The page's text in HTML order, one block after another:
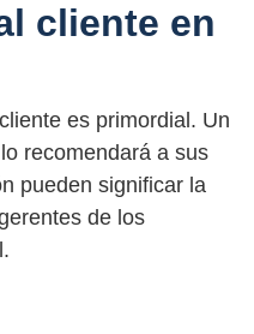
cliente en
es primordial. Un
recomendará a sus
pueden significar la
de los